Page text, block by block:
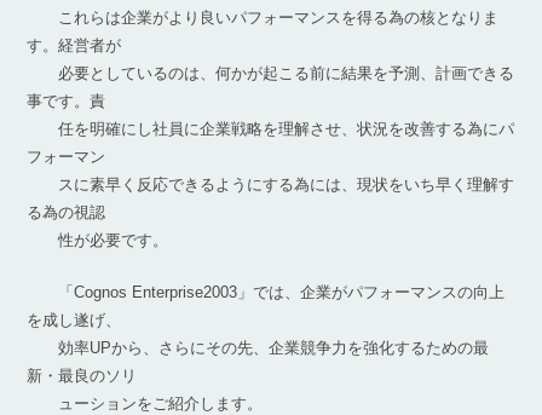
これらは企業がより良いパフォーマンスを得る為の核となりま
す。経営者が
必要としているのは、何かが起こる前に結果を予測、計画できる
事です。責
任を明確にし社員に企業戦略を理解させ、状況を改善する為にパ
フォーマン
スに素早く反応できるようにする為には、現状をいち早く理解す
る為の視認
性が必要です。
「Cognos Enterprise2003」では、企業がパフォーマンスの向上
を成し遂げ、
効率UPから、さらにその先、企業競争力を強化するための最
新・最良のソリ
ューションをご紹介します。